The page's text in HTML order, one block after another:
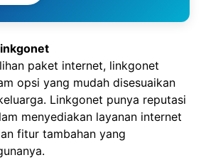
paket internet, linkgonet
opsi yang mudah disesuaikan
Linkgonet punya reputasi
menyediakan layanan internet
fitur tambahan yang